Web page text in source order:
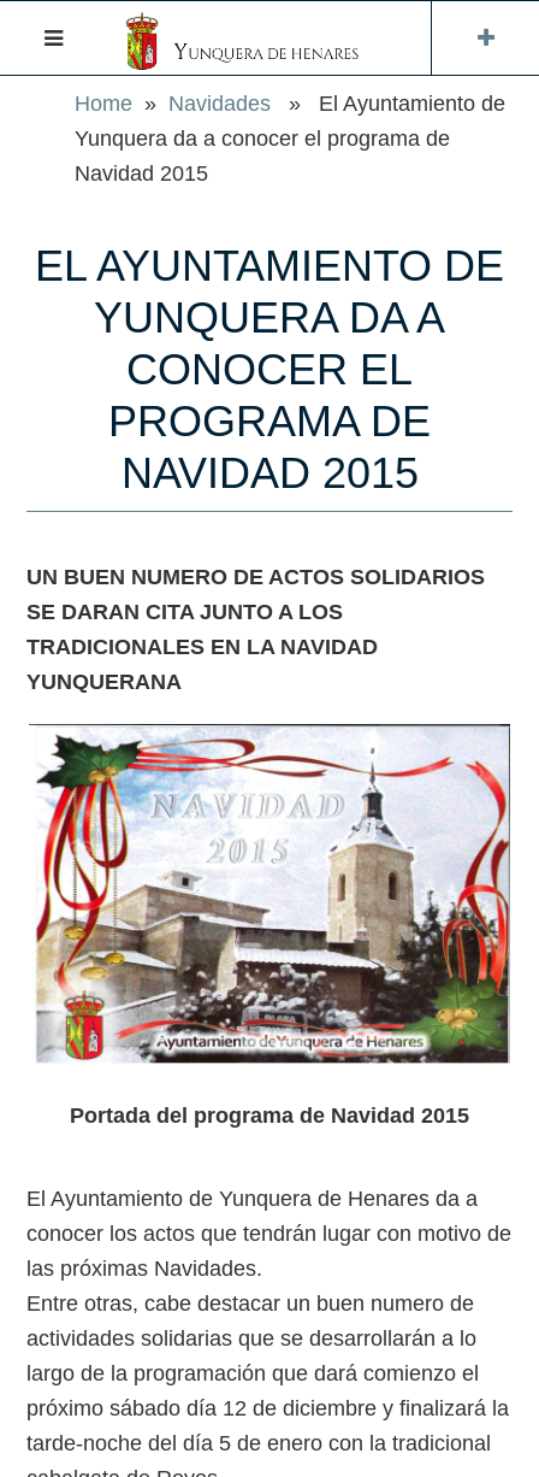
Home » Navidades » El Ayuntamiento de
Yunquera da a conocer el programa de
Navidad 2015
EL AYUNTAMIENTO DE
YUNQUERA DA A
CONOCER EL
PROGRAMA DE
NAVIDAD 2015
UN BUEN NUMERO DE ACTOS SOLIDARIOS
SE DARAN CITA JUNTO A LOS
TRADICIONALES EN LA NAVIDAD
YUNQUERANA
Portada del programa de Navidad 2015
El Ayuntamiento de Yunquera de Henares da a
conocer los actos que tendrán lugar con motivo de
las próximas Navidades.
Entre otras, cabe destacar un buen numero de
actividades solidarias que se desarrollarán a lo
largo de la programación que dará comienzo el
próximo sábado día 12 de diciembre y finalizará la
tarde-noche del día 5 de enero con la tradicional